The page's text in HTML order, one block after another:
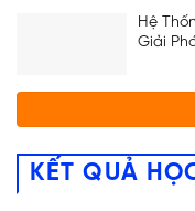
Hệ
Giải
KẾT QUẢ